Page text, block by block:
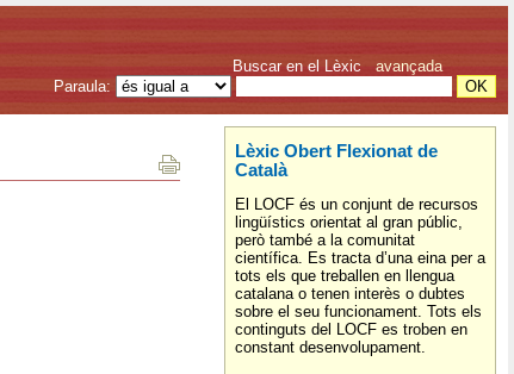
Buscar en el Lèxic avançada
Paraula:
Lèxic Obert Flexionat de
Català
El LOCF és un conjunt de recursos
lingüístics orientat al gran públic,
però també a la comunitat
científica. Es tracta d’una eina per a
tots els que treballen en llengua
catalana o tenen interès o dubtes
sobre el seu funcionament. Tots els
continguts del LOCF es troben en
constant desenvolupament.